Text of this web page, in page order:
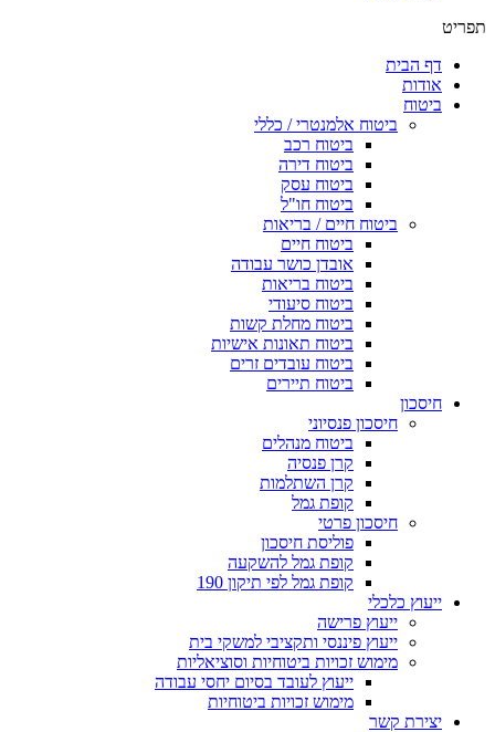
תפריט
דף הבית
אודות
ביטוח
ביטוח אלמנטרי / כללי
ביטוח רכב
ביטוח דירה
ביטוח עסק
ביטוח חו"ל
ביטוח חיים / בריאות
ביטוח חיים
אובדן כושר עבודה
ביטוח בריאות
ביטוח סיעודי
ביטוח מחלת קשות
ביטוח תאונות אישיות
ביטוח עובדים זרים
ביטוח תיירים
חיסכון
חיסכון פנסיוני
ביטוח מנהלים
קרן פנסיה
קרן השתלמות
קופת גמל
חיסכון פרטי
פוליסת חיסכון
קופת גמל להשקעה
קופת גמל לפי תיקון 190
ייעוץ כלכלי
ייעוץ פרישה
ייעוץ פיננסי ותקציבי למשקי בית
מימוש זכויות ביטוחיות וסוציאליות
ייעוץ לעובד בסיום יחסי עבודה
מימוש זכויות ביטוחיות
יצירת קשר